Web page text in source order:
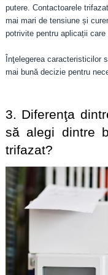
putere. Contactoarele
mai mari de tensiune și
potrivite pentru aplicații
Înţelegerea caracteristicilor
mai bună decizie pentru
3. Diferenţa
să alegi dintre
trifazat?